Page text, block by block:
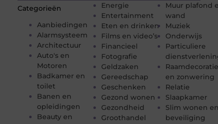
Categorieën
Aanbiedingen
Alarmsysteem
Architectuur
Auto's en
Motoren
Badkamer en
toilet
Banen en
opleidingen
Beauty en
Energie
Entertainment
Eten en drinken
Films en video’s
Financieel
Fotografie
Geldzaken
Gereedschap
Geschenken
Gezond wonen
Gezondheid
Groothandel
Muur plafond
wand
Muziek
Onderwijs
Particuliere
en zonwering
Relatie
Slaapkamer
Slim wonen
beveiliging